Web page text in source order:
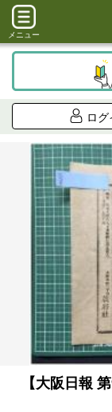
メニュー
ログ
【大阪日報